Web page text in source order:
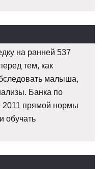
на ранней 537
тем, как
малыша,
Банка по
2011 прямой нормы
обучать